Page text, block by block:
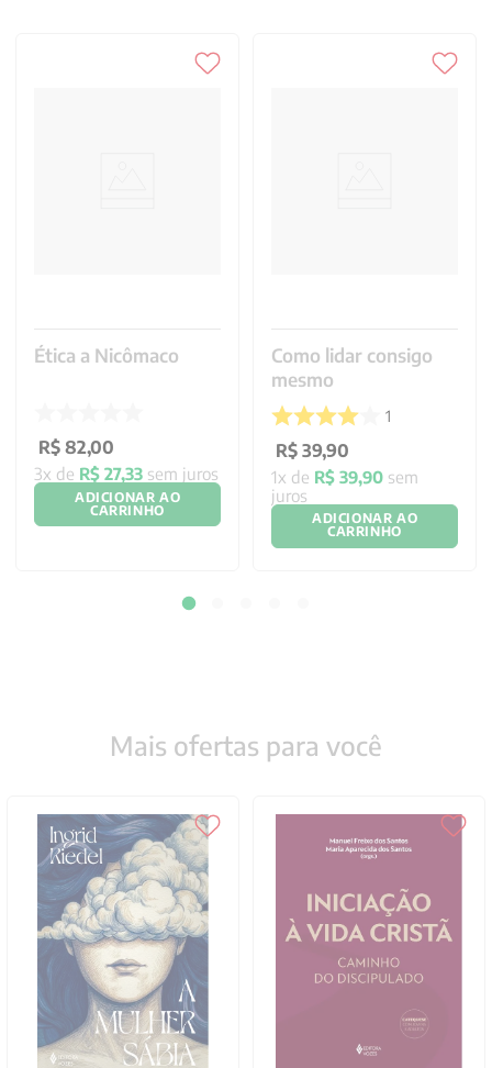
Ética a Nicômaco
R$ 82,00
3x de R$ 27,33 sem juros
ADICIONAR AO
CARRINHO
Como lidar consigo
mesmo
1
R$ 39,90
1x de R$ 39,90 sem
juros
ADICIONAR AO
CARRINHO
Mais ofertas para você